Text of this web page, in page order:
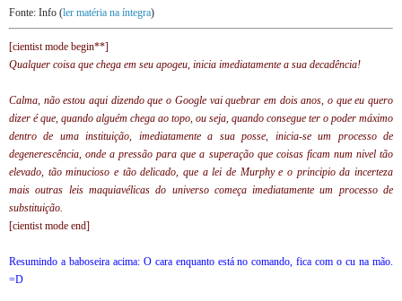
Fonte: Info (ler matéria na íntegra)
[cientist mode begin**]
Qualquer coisa que chega em seu apogeu, inicia imediatamente a sua decadência!
Calma, não estou aqui dizendo que o Google vai quebrar em dois anos, o que eu quero
dizer é que, quando alguém chega ao topo, ou seja, quando consegue ter o poder máximo
dentro de uma instituição, imediatamente a sua posse, inicia-se um processo de
degenerescência, onde a pressão para que a superação que coisas ficam num nivel tão
elevado, tão minucioso e tão delicado, que a lei de Murphy e o principio da incerteza
mais outras leis maquiavélicas do universo começa imediatamente um processo de
substituição.
[cientist mode end]
Resumindo a baboseira acima: O cara enquanto está no comando, fica com o cu na mão.
=D